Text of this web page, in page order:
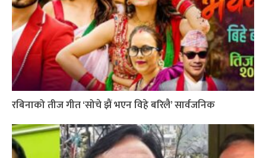
रबिनाको तीज गीत ‘सोचे झैं भएन विहे बरिलै’ सार्वजनिक